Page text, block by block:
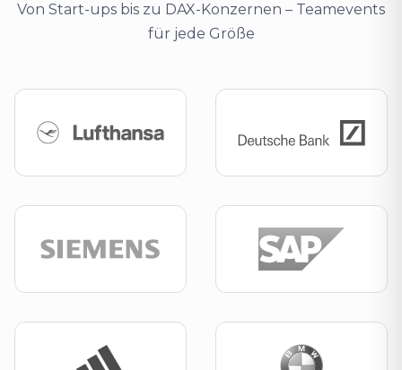
Von Start-ups bis zu DAX-Konzernen – Teamevents
für jede Größe